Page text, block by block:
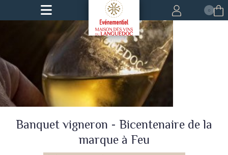
0
Banquet vigneron - Bicentenaire de la
marque à Feu